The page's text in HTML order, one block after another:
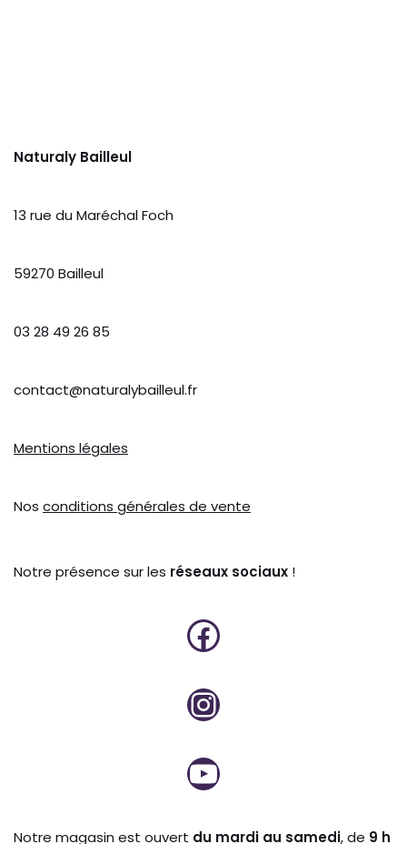
Naturaly Bailleul
13 rue du Maréchal Foch
59270 Bailleul
03 28 49 26 85
contact@naturalybailleul.fr
Mentions légales
Nos conditions générales de vente
Notre présence sur les réseaux sociaux !
Notre magasin est ouvert du mardi au samedi, de 9 h